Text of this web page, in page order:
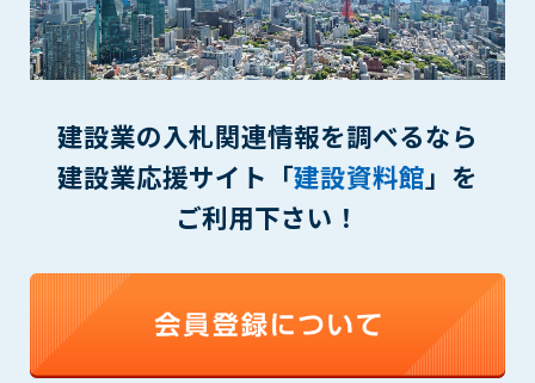
建設業の入札関連情報を調べるなら
建設業応援サイト「建設資料館」を
ご利用下さい！
(10) 建設資料館から知り得た情報及びダウンロードした情報
を、営利を目的として第三者に転売し、または転売のため
に第三者に提供すること
第7条（登録内容の削除）
管理者は、会員が登録した内容が以下に該当する、またはその
恐れのあるものは、会員の承諾なく削除できるものとします。
(1) 登録されている情報が、第6条の定める禁止事項に該当する
と管理者が、判断した場合
(3) 広告掲載料金の支払が遅延した場合
(4) その他、管理者が不適当と判断した場合
第8条（サービスの変更・中止等）